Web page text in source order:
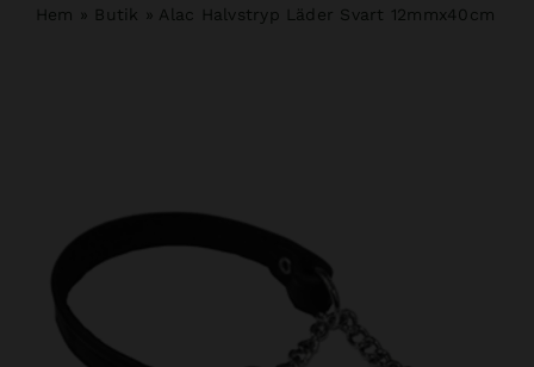
Hem » Butik » Alac Halvstryp Läder Svart 12mmx40cm